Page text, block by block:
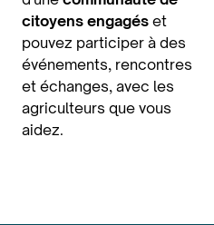
citoyens engagés et
pouvez participer à des
événements, rencontres
et échanges, avec les
agriculteurs que vous
aidez.